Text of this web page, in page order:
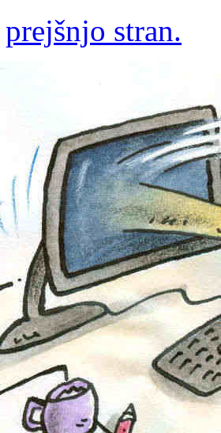
prejšnjo stran.